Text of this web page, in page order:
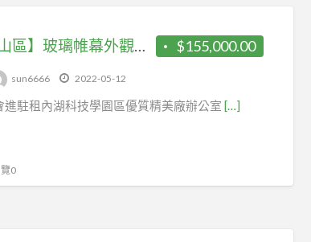
$155,000.00
【台北市中山區】玻璃帷幕外觀二面採光、陽台、現成裝潢隔
sun6666 2022-05-12
進駐租內湖科技學園區優質精美廠辦公室 […]
0